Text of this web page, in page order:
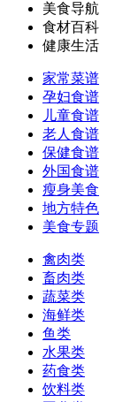
美食导航
食材百科
健康生活
家常菜谱
孕妇食谱
儿童食谱
老人食谱
保健食谱
外国食谱
瘦身美食
地方特色
美食专题
禽肉类
畜肉类
蔬菜类
海鲜类
鱼类
水果类
药食类
饮料类